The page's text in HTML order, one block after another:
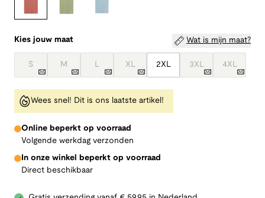
Kies jouw maat Wat is mijn maat?
S M L XL 2XL 3XL 4XL
Wees snel! Dit is ons laatste artikel!
Online beperkt op voorraad
Volgende werkdag verzonden
In onze winkel beperkt op voorraad
Direct beschikbaar